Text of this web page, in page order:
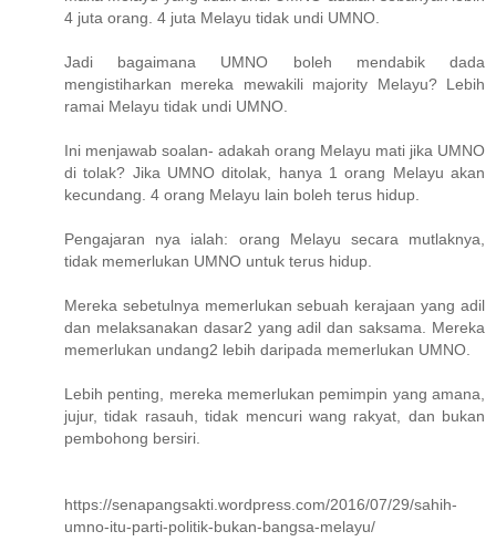
4 juta orang. 4 juta Melayu tidak undi UMNO.
Jadi bagaimana UMNO boleh mendabik dada
mengistiharkan mereka mewakili majority Melayu? Lebih
ramai Melayu tidak undi UMNO.
Ini menjawab soalan- adakah orang Melayu mati jika UMNO
di tolak? Jika UMNO ditolak, hanya 1 orang Melayu akan
kecundang. 4 orang Melayu lain boleh terus hidup.
Pengajaran nya ialah: orang Melayu secara mutlaknya,
tidak memerlukan UMNO untuk terus hidup.
Mereka sebetulnya memerlukan sebuah kerajaan yang adil
dan melaksanakan dasar2 yang adil dan saksama. Mereka
memerlukan undang2 lebih daripada memerlukan UMNO.
Lebih penting, mereka memerlukan pemimpin yang amana,
jujur, tidak rasauh, tidak mencuri wang rakyat, dan bukan
pembohong bersiri.
https://senapangsakti.wordpress.com/2016/07/29/sahih-
umno-itu-parti-politik-bukan-bangsa-melayu/